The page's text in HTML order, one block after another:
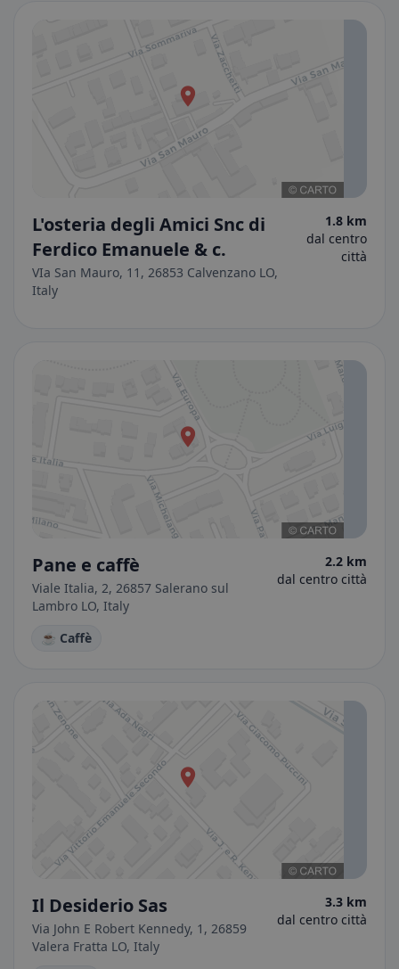
L'osteria degli Amici Snc di
Ferdico Emanuele & c.
VIa San Mauro, 11, 26853 Calvenzano LO,
Italy
1.8 km
dal centro
città
Pane e caffè
Viale Italia, 2, 26857 Salerano sul
Lambro LO, Italy
2.2 km
dal centro città
☕ Caffè
Il Desiderio Sas
Via John E Robert Kennedy, 1, 26859
Valera Fratta LO, Italy
3.3 km
dal centro città